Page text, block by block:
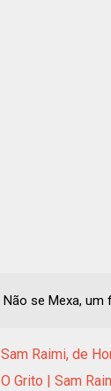
Não se Mexa,
Sam Raimi, de
O Grito | Sam